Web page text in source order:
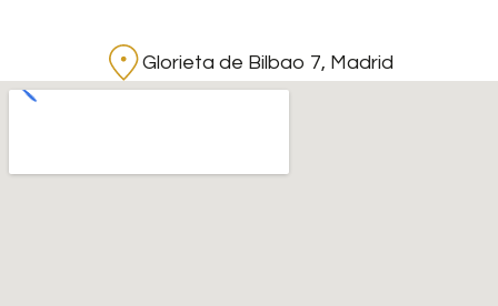
Glorieta de Bilbao 7, Madrid